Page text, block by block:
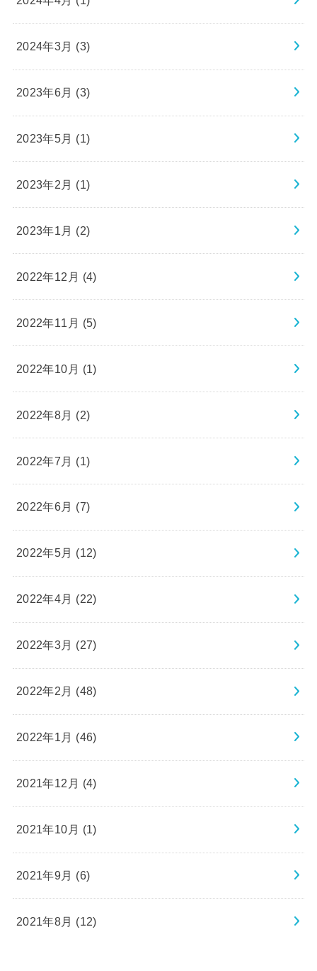
2024年3月 (3)
2023年6月 (3)
2023年5月 (1)
2023年2月 (1)
2023年1月 (2)
2022年12月 (4)
2022年11月 (5)
2022年10月 (1)
2022年8月 (2)
2022年7月 (1)
2022年6月 (7)
2022年5月 (12)
2022年4月 (22)
2022年3月 (27)
2022年2月 (48)
2022年1月 (46)
2021年12月 (4)
2021年10月 (1)
2021年9月 (6)
2021年8月 (12)